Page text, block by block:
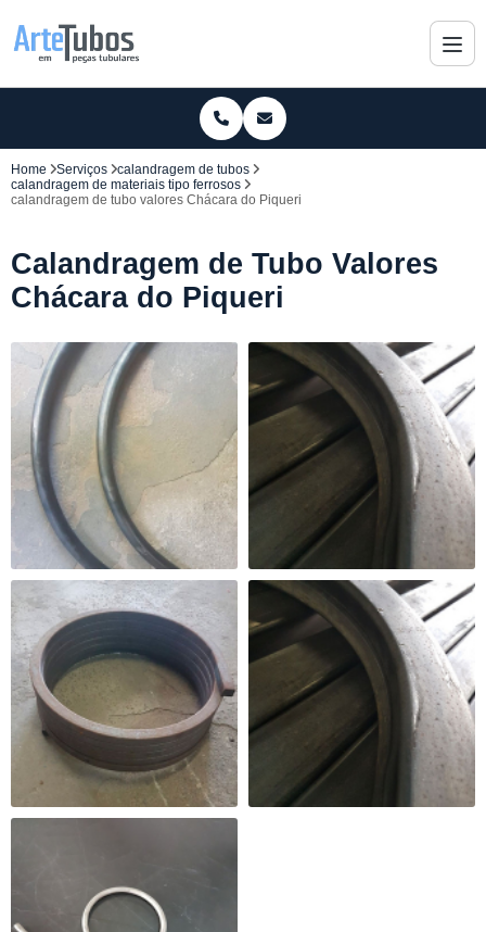
Home Serviços
calandragem de tubos
calandragem de materiais tipo ferrosos
calandragem de tubo valores Chácara do Piqueri
Calandragem de Tubo Valores
Chácara do Piqueri